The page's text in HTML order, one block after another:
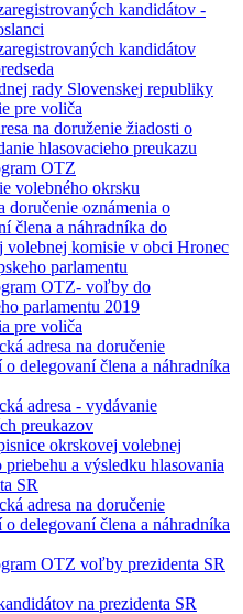
kandidátov -
kandidátov
rady Slovenskej republiky
pre voliča
na doruženie žiadosti o
hlasovacieho preukazu
OTZ
volebného okrsku
doručenie oznámenia o
člena a náhradníka do
volebnej komisie v obci Hronec
parlamentu
OTZ- voľby do
parlamentu 2019
pre voliča
adresa na doručenie
o delegovaní člena a náhradníka
adresa - vydávanie
preukazov
okrskovej volebnej
priebehu a výsledku hlasovania
SR
adresa na doručenie
o delegovaní člena a náhradníka
OTZ voľby prezidenta SR
na prezidenta SR